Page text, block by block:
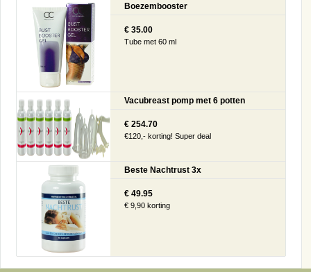
Boezembooster
€ 35.00
Tube met 60 ml
Vacubreast pomp met 6 potten
€ 254.70
€120,- korting! Super deal
Beste Nachtrust 3x
€ 49.95
€ 9,90 korting